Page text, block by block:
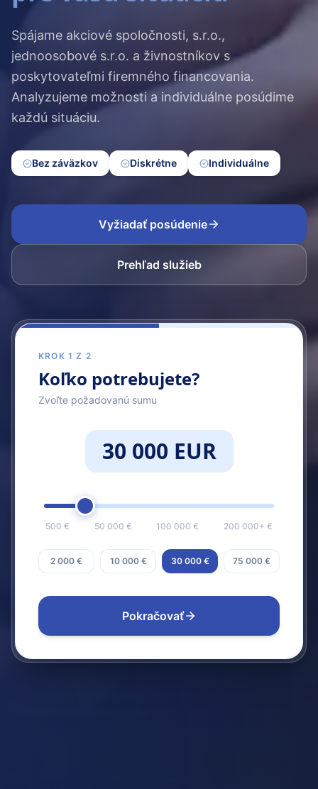
Spájame akciové spoločnosti, s.r.o.,
jednoosobové s.r.o. a živnostníkov s
poskytovateľmi firemného financovania.
Analyzujeme možnosti a individuálne posúdime
každú situáciu.
Bez záväzkov Diskrétne Individuálne
Vyžiadať posúdenie
Prehľad služieb
KROK 1 Z 2
Koľko potrebujete?
Zvoľte požadovanú sumu
30 000 EUR
500 € 50 000 € 100 000 € 200 000+ €
2 000 € 10 000 € 30 000 € 75 000 €
Pokračovať